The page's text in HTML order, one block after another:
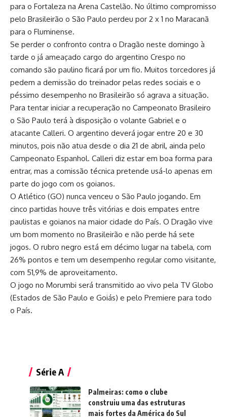
para o Fortaleza na Arena Castelão. No último compromisso
pelo Brasileirão o São Paulo perdeu por 2 x 1 no Maracanã
para o Fluminense.
Se perder o confronto contra o Dragão neste domingo à
tarde o já ameaçado cargo do argentino Crespo no
comando são paulino ficará por um fio. Muitos torcedores já
pedem a demissão do treinador pelas redes sociais e o
péssimo desempenho no Brasileirão só agrava a situação.
Para tentar iniciar a recuperação no Campeonato Brasileiro
o São Paulo terá à disposição o volante Gabriel e o
atacante Calleri. O argentino deverá jogar entre 20 e 30
minutos, pois não atua desde o dia 21 de abril, ainda pelo
Campeonato Espanhol. Calleri diz estar em boa forma para
entrar, mas a comissão técnica pretende usá-lo apenas em
parte do jogo com os goianos.
O Atlético (GO) nunca venceu o São Paulo jogando. Em
cinco partidas houve três vitórias e dois empates entre
paulistas e goianos na maior cidade do País. O Dragão vive
um bom momento no Brasileirão e não perde há sete
jogos. O rubro negro está em décimo lugar na tabela, com
26% pontos e tem um desempenho regular como visitante,
com 51,9% de aproveitamento.
O jogo no Morumbi será transmitido ao vivo pela TV Globo
(Estados de São Paulo e Goiás) e pelo Premiere para todo
o País.
Série A
Palmeiras: como o clube
construiu uma das estruturas
mais fortes da América do Sul